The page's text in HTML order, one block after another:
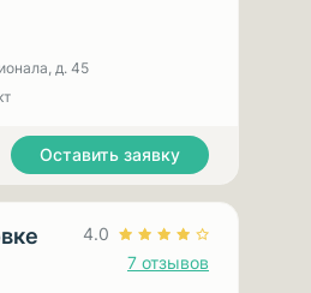
д. 45
престарелых для больных с Паркинсоном
Оставить заявку
4.0
7 отзывов